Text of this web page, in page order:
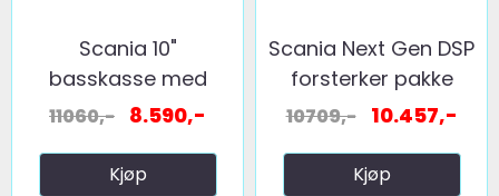
Scania 10"
basskasse med
element, 24v ...
11060,- 8.590,-
Kjøp
Scania Next Gen DSP
forsterker pakke
10709,- 10.457,-
Kjøp